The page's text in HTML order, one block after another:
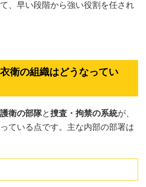
、早い段階から強い役割を任され
衛の組織はどうなってい
護衛の部隊と捜査・拘禁の系統が、
ている点です。主な内部の部署は